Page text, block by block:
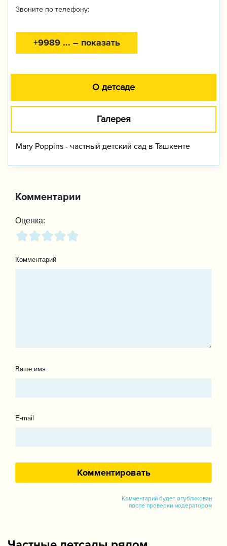
Звоните по телефону:
+9989 ... – показать
О детсаде
Галерея
Mary Poppins - частный детский сад в Ташкенте
Комментарии
Оценка:
Комментарий
Ваше имя
E-mail
Комментарий будет опубликован
после проверки модератором